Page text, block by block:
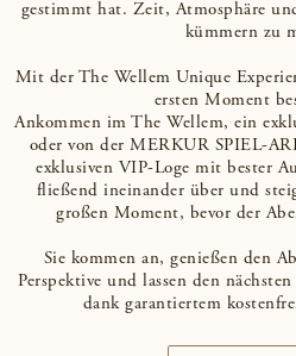
gestimmt hat. Zeit, Atmosphäre
kümmern zu
Mit der The Wellem Unique
ersten Moment
Ankommen im The Wellem, ein
oder von der MERKUR SPIEL-
exklusiven VIP-Loge mit bester
fließend ineinander über und
großen Moment, bevor der
Sie kommen an, genießen den
Perspektive und lassen den
dank garantiertem